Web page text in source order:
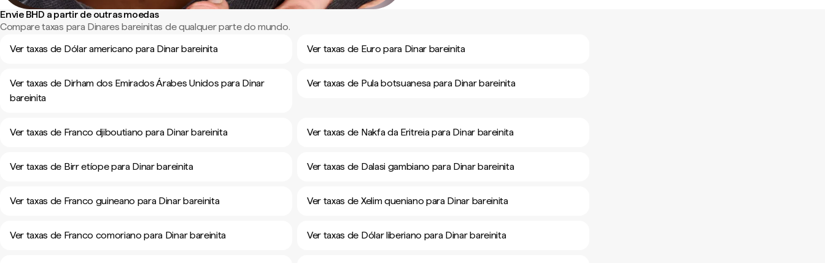
Envie BHD a partir de outras moedas
Compare taxas para Dinares bareinitas de qualquer parte do mundo.
Ver taxas de Dólar americano para Dinar bareinita
Ver taxas de Euro para Dinar bareinita
Ver taxas de Dirham dos Emirados Árabes Unidos para Dinar
bareinita
Ver taxas de Pula botsuanesa para Dinar bareinita
Ver taxas de Franco djiboutiano para Dinar bareinita Ver taxas de Nakfa da Eritreia para Dinar bareinita
Ver taxas de Birr etíope para Dinar bareinita Ver taxas de Dalasi gambiano para Dinar bareinita
Ver taxas de Franco guineano para Dinar bareinita Ver taxas de Xelim queniano para Dinar bareinita
Ver taxas de Franco comoriano para Dinar bareinita Ver taxas de Dólar liberiano para Dinar bareinita